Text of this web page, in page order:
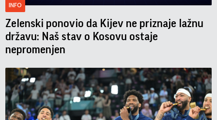
INFO
Zelenski ponovio da Kijev ne priznaje lažnu
državu: Naš stav o Kosovu ostaje
nepromenjen